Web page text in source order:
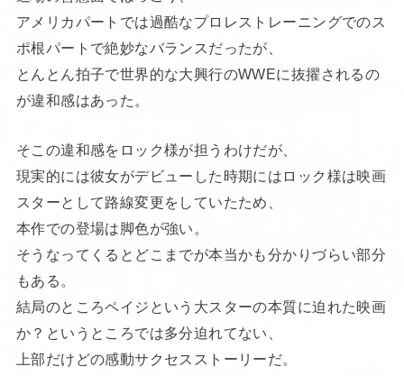
アメリカパートでは過酷なプロレストレーニングでのス
ポ根パートで絶妙なバランスだったが、
とんとん拍子で世界的な大興行のWWEに抜擢されるの
が違和感はあった。
そこの違和感をロック様が担うわけだが、
現実的には彼女がデビューした時期にはロック様は映画
スターとして路線変更をしていたため、
本作での登場は脚色が強い。
そうなってくるとどこまでが本当かも分かりづらい部分
もある。
結局のところペイジという大スターの本質に迫れた映画
か？というところでは多分迫れてない、
上部だけどの感動サクセスストーリーだ。